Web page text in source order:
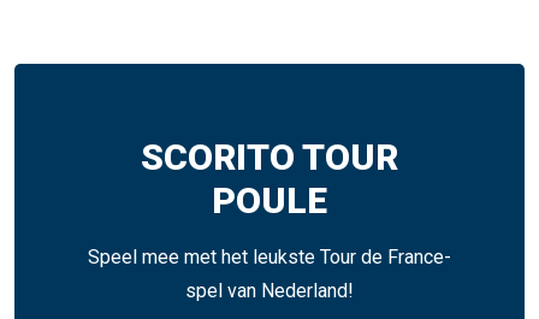
SCORITO TOUR
POULE
Speel mee met het leukste Tour de France-
spel van Nederland!